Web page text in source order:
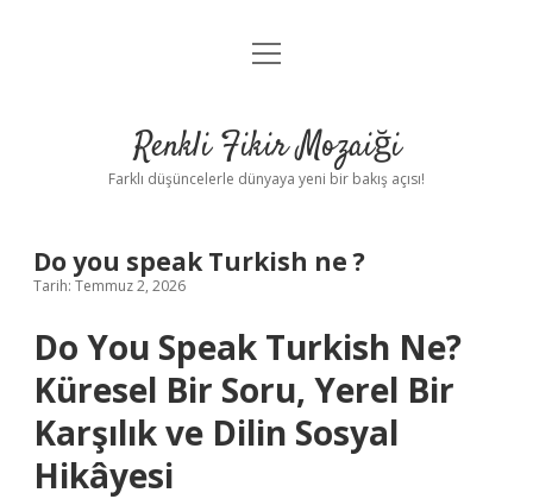
Anasayfa
Yasal Uyarı
menüyü
Renkli Fikir Mozaiği
Farklı düşüncelerle dünyaya yeni bir bakış açısı!
Do you speak Turkish ne ?
Tarih: Temmuz 2, 2026
Do You Speak Turkish Ne?
Küresel Bir Soru, Yerel Bir
Karşılık ve Dilin Sosyal
Hikâyesi